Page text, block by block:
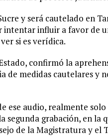
y será cautelado en
influir a favor de
si es verídica.
confirmó la
de medidas cautelares y
ese audio, realmente
segunda grabación, en la
de la Magistratura y el